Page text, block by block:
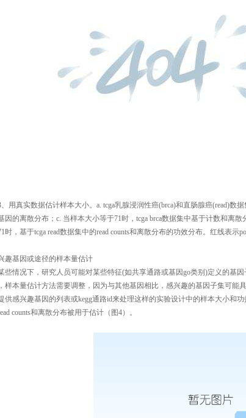
、用真实数据估计样本大小。 a. tcga乳腺浸润性癌(brca)和直肠腺癌(read)数据
因的离散分布； c. 当样本大小等于71时， tcga brca数据集中基于计数和离散
时，基于tcga read数据集中的read counts和离散分布的功效分布。红线表示
趣基因或途径的样本量估计
些情况下，研究人员可能对某些特征(如共享通路或基因go类别 )定义的基
样本量估计方法需要调整，因为与其他基因相比，感兴趣的基因子集可能具
供感兴趣基因的列表或kegg通路id来处理这样的实验设计中的样本大小和
ead counts和离散分布被用于估计（图4）。